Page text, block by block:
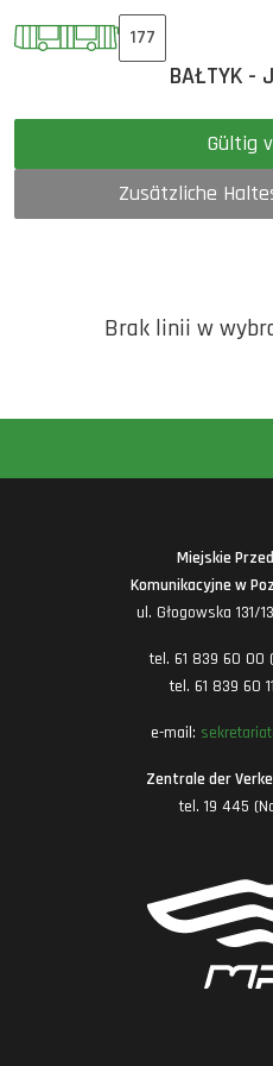
177
BAŁTYK -
Zusätzliche
Brak linii w
Miejskie
Komunikacyjne w
ul. Głogowska 131/
tel. 61 839 60 00
tel. 61 839 60
e-mail:
Zentrale der
tel. 19 445